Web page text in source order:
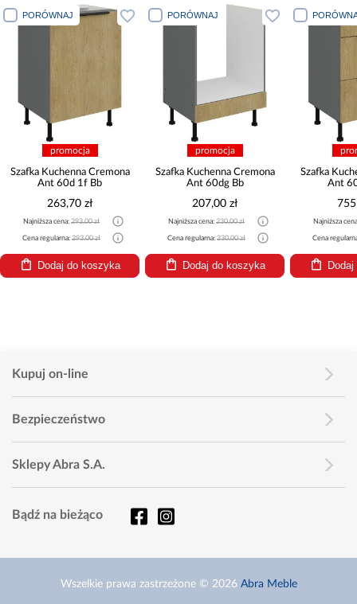
PORÓWNAJ
promocja
Szafka Kuchenna Cremona
Ant 60d 1f Bb
263,70 zł
Najniższa cena: 293,00 zł
Cena regularna: 293,00 zł
Dodaj do koszyka
PORÓWNAJ
promocja
Szafka Kuchenna Cremona
Ant 60dg Bb
207,00 zł
Najniższa cena: 230,00 zł
Cena regularna: 230,00 zł
Dodaj do koszyka
Szafka
Ant
Najniższa
Cena
Kupuj on-line
Bezpieczeństwo
Sklepy Abra S.A.
Bądź na bieżąco
Wszelkie prawa zastrzeżone © 2026 Abra Meble